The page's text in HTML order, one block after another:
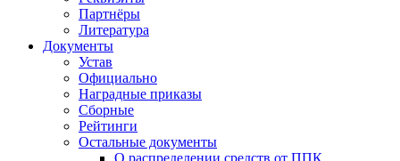
Партнёры
Литература
Документы
Устав
Официально
Наградные приказы
Сборные
Рейтинги
Остальные документы
О распределении средств от ППК